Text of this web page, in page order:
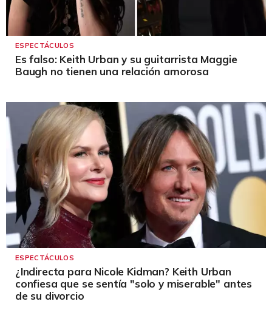
ESPECTÁCULOS
Es falso: Keith Urban y su guitarrista Maggie
Baugh no tienen una relación amorosa
ESPECTÁCULOS
¿Indirecta para Nicole Kidman? Keith Urban
confiesa que se sentía "solo y miserable" antes
de su divorcio